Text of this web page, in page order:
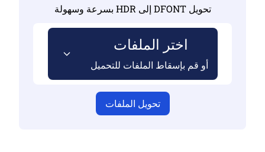
تحويل DFONT إلى HDR بسرعة وسهولة
اختر الملفات
أو قم بإسقاط الملفات للتحميل
تحويل الملفات